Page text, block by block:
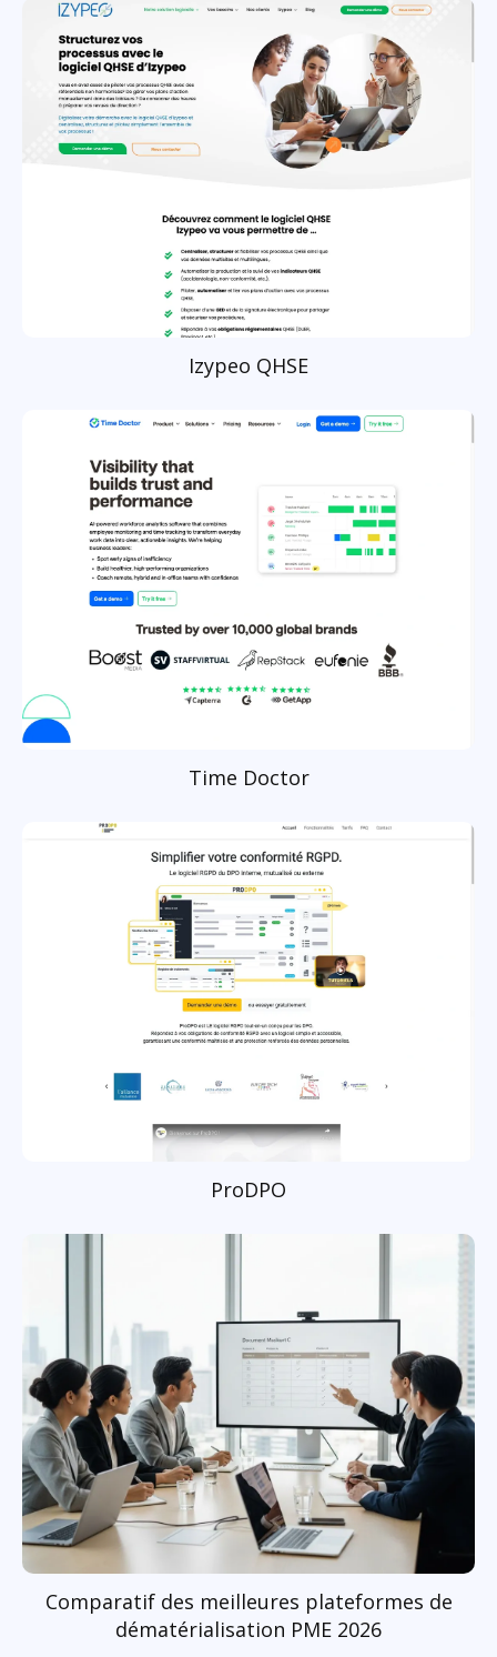
Izypeo QHSE
Time Doctor
ProDPO
Comparatif des meilleures plateformes de
dématérialisation PME 2026